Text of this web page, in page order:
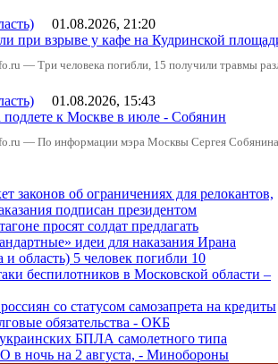
01.08.2026, 21:20
при взрыве у кафе на Кудринской
— Три человека погибли, 15 получили травмы
01.08.2026, 15:43
к Москве в июле - Собянин
— По информации мэра Москвы Сергея
законов об ограничениях для релокантов,
подписан президентом
просят солдат предлагать
идеи для наказания Ирана
и область) 5 человек погибли 10
беспилотников в Московской области –
со статусом самозапрета на кредиты
обязательства - ОКБ
БПЛА самолетного типа
в ночь на 2 августа, - Минобороны